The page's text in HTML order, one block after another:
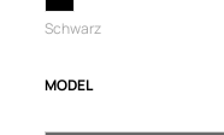
Schwarz
MODEL